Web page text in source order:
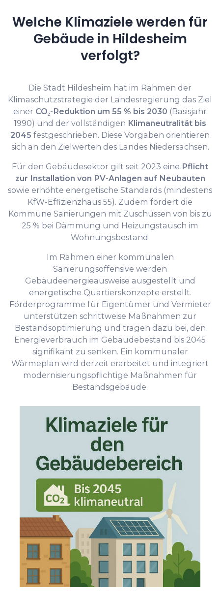
Welche Klimaziele werden für
Gebäude in Hildesheim
verfolgt?
Die Stadt Hildesheim hat im Rahmen der
Klimaschutzstrategie der Landesregierung das Ziel
einer CO₂-Reduktion um 55 % bis 2030 (Basisjahr
1990) und der vollständigen Klimaneutralität bis
2045 festgeschrieben. Diese Vorgaben orientieren
sich an den Zielwerten des Landes Niedersachsen.
Für den Gebäudesektor gilt seit 2023 eine Pflicht
zur Installation von PV-Anlagen auf Neubauten
sowie erhöhte energetische Standards (mindestens
KfW-Effizienzhaus 55). Zudem fördert die
Kommune Sanierungen mit Zuschüssen von bis zu
25 % bei Dämmung und Heizungstausch im
Wohnungsbestand.
Im Rahmen einer kommunalen
Sanierungsoffensive werden
Gebäudeenergieausweise ausgestellt und
energetische Quartierskonzepte erstellt.
Förderprogramme für Eigentümer und Vermieter
unterstützen schrittweise Maßnahmen zur
Bestandsoptimierung und tragen dazu bei, den
Energieverbrauch im Gebäudebestand bis 2045
signifikant zu senken. Ein kommunaler
Wärmeplan wird derzeit erarbeitet und integriert
modernisierungspflichtige Maßnahmen für
Bestandsgebäude.